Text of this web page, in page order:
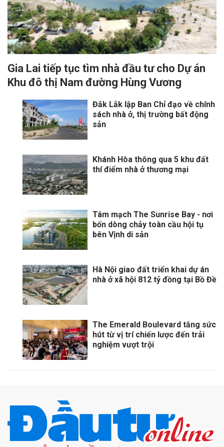
Gia Lai tiếp tục tìm nhà đầu tư cho Dự án
Khu đô thị Nam đường Hùng Vương
Đắk Lắk lập Ban Chỉ đạo về chính
sách nhà ở, thị trường bất động
sản
Khánh Hòa thông qua 5 khu đất
thí điểm nhà ở thương mại
Tâm mạch The Sunrise Bay - nơi
bốn dòng chảy toàn cầu hội tụ
bên Vịnh di sản
Hà Nội giao đất triển khai dự án
nhà ở xã hội 812 tỷ đồng tại Bồ Đề
The Emerald Boulevard tăng sức
hút từ vị trí chiến lược đến trải
nghiệm vượt trội